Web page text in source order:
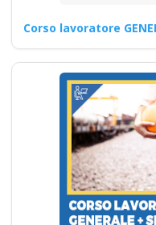
Corso lavoratore